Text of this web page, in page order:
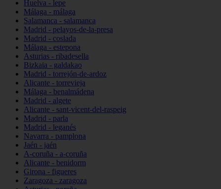
Huelva - lepe
Málaga - málaga
Salamanca - salamanca
Madrid - pelayos-de-la-presa
Madrid - coslada
Málaga - estepona
Asturias - ribadesella
Bizkaia - galdakao
Madrid - torrejón-de-ardoz
Alicante - torrevieja
Málaga - benalmádena
Madrid - algete
Alicante - sant-vicent-del-raspeig
Madrid - parla
Madrid - leganés
Navarra - pamplona
Jaén - jaén
A-coruña - a-coruña
Alicante - benidorm
Girona - figueres
Zaragoza - zaragoza